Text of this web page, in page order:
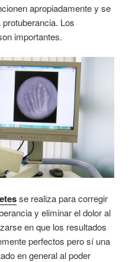
apropiadamente y se
Los
importantes.
se realiza para corregir
y eliminar el dolor al
en que los resultados
perfectos pero sí una
en general al poder